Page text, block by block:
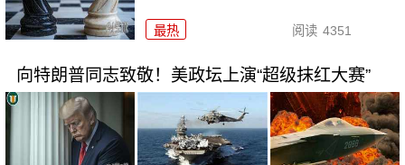
最热 阅读 4351
向特朗普同志致敬！美政坛上演“超级抹红大赛”